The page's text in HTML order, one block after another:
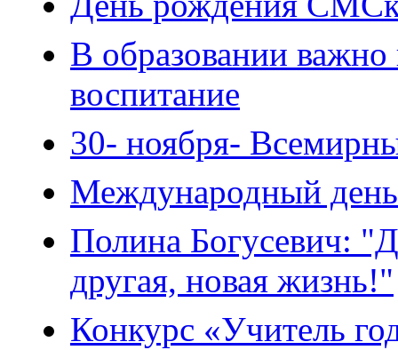
В образовании важно
воспитание
30- ноября-
Международный
Полина Богусевич:
другая, новая жизнь!"
Конкурс «Учитель